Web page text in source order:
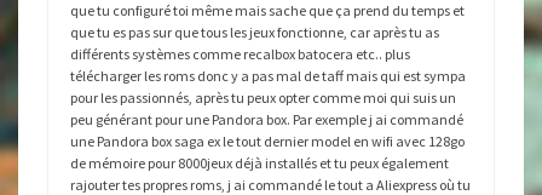
que tu configuré toi même mais sache que ça prend du temps et
que tu es pas sur que tous les jeux fonctionne, car après tu as
différents systèmes comme recalbox batocera etc.. plus
télécharger les roms donc y a pas mal de taff mais qui est sympa
pour les passionnés, après tu peux opter comme moi qui suis un
peu générant pour une Pandora box. Par exemple j ai commandé
une Pandora box saga ex le tout dernier model en wifi avec 128go
de mémoire pour 8000jeux déjà installés et tu peux également
rajouter tes propres roms, j ai commandé le tout a Aliexpress où tu